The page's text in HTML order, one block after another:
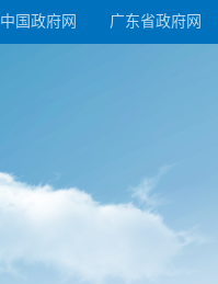
中国政府网 广东省政府网